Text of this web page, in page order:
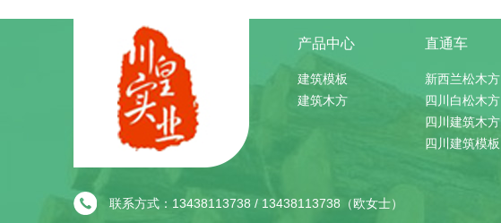
产品中心
建筑模板
建筑木方
直通车
新西兰松木方
四川白松木方
四川建筑木方
四川建筑模板
联系方式：13438113738 / 13438113738（欧女士）